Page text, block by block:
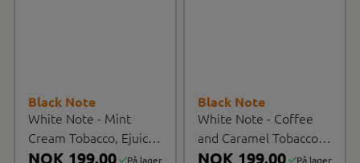
Black Note
White Note - Mint
Cream Tobacco, Ejuice
60ml
NOK 199.00 På lager
Black Note
White Note - Coffee
and Caramel Tobacco,
Ejuice ...
NOK 199.00 På lager